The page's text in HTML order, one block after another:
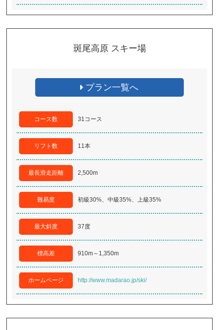
斑尾高原 スキー場
プラン一覧へ
コース数 31コース
リフト数 11本
最長滑走距離 2,500m
難易度 初級30%、中級35%、上級35%
最大斜度 37度
標高差 910m～1,350m
ホームページ http://www.madarao.jp/ski/